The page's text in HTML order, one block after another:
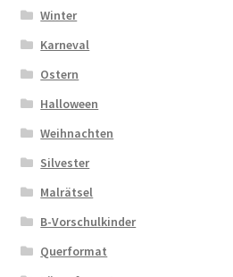
Winter
Karneval
Ostern
Halloween
Weihnachten
Silvester
Malrätsel
B-Vorschulkinder
Querformat